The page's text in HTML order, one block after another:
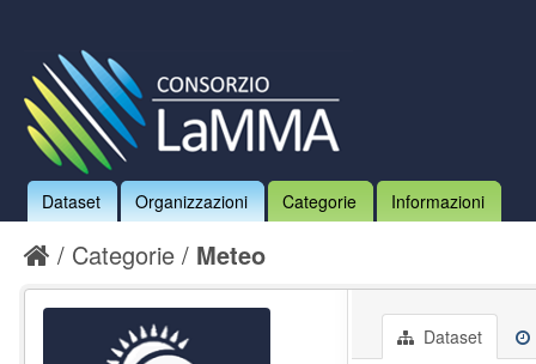
Dataset Organizzazioni Categorie Informazioni
Categorie Meteo
Dataset